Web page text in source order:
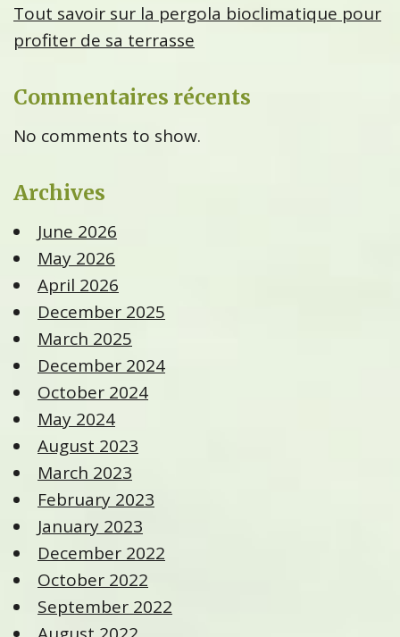
Tout savoir sur la pergola bioclimatique pour
profiter de sa terrasse
Commentaires récents
No comments to show.
Archives
June 2026
May 2026
April 2026
December 2025
March 2025
December 2024
October 2024
May 2024
August 2023
March 2023
February 2023
January 2023
December 2022
October 2022
September 2022